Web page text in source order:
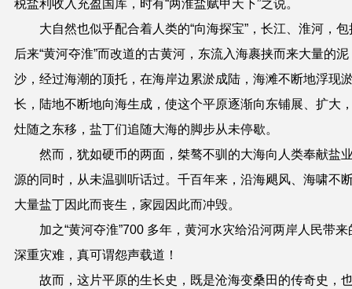
税盐利收入充盈国库，时有“两淮盐赋甲天下”之说。
大自然也似乎配合着人类的“向海探宝”，长江、淮河，包
后来“黄河夺淮”而改道的古黄河，东流入海裹挟而来大量的泥
沙，经过海潮的顶托，在海岸边累淤成陆，海滩不断地浮现
长，陆地不断地向海生成，使这个平原逐渐向东铺展、扩大
灶随之东移，盐丁们追随大海的脚步从未停歇。
然而，犹如硬币的两面，桀骜不驯的大海向人类奉献盐
源的同时，从未温驯听话过。千百年来，沿海飓风、海啸不
大量盐丁因此而丧生，家园因此而冲毁。
加之“黄河夺淮”700 多年，黄河水灾给沿河两岸人民带来
深重灾难，真可谓怨声载道！
故而，这片平原的生长史，既是沧海变桑田的传奇史，